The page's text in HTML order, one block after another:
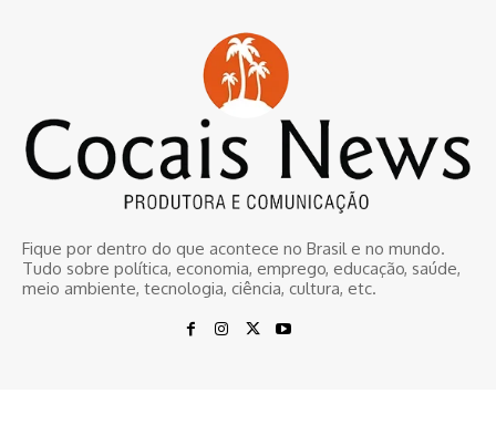
Fique por dentro do que acontece no Brasil e no mundo.
Tudo sobre política, economia, emprego, educação, saúde,
meio ambiente, tecnologia, ciência, cultura, etc.